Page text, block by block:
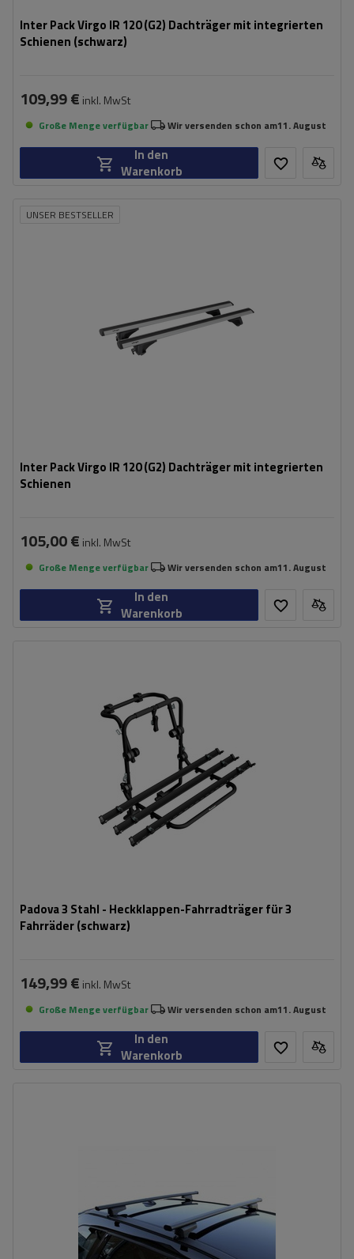
Inter Pack Virgo IR 120 (G2) Dachträger mit integrierten
Schienen (schwarz)
109,99 € inkl. MwSt
Große Menge verfügbar Wir versenden schon am11. August
In den
Warenkorb
UNSER BESTSELLER
Inter Pack Virgo IR 120 (G2) Dachträger mit integrierten
Schienen
105,00 € inkl. MwSt
Große Menge verfügbar Wir versenden schon am11. August
In den
Warenkorb
Padova 3 Stahl - Heckklappen-Fahrradträger für 3
Fahrräder (schwarz)
universelles Montagesystem
kompatibel mit allen Karosseriearten
149,99 € inkl. MwSt
Große Menge verfügbar Wir versenden schon am11. August
In den
Warenkorb